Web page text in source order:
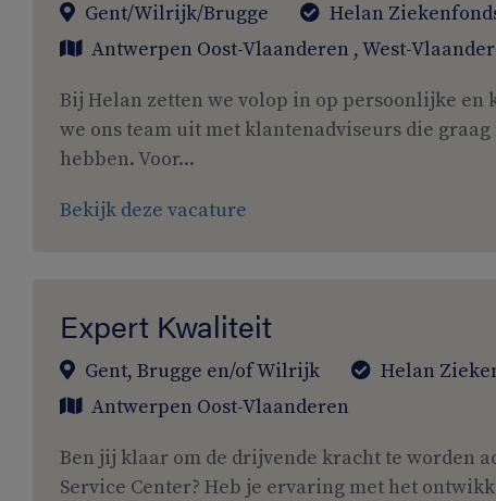
Gent/Wilrijk/Brugge Helan
Antwerpen Oost-Vlaanderen ,West-
Bij Helan zetten we volop in op persoonlijke
we ons team uit met klantenadviseurs die
hebben. Voor...
Bekijk deze vacature
Expert Kwaliteit
Gent, Brugge en/of Wilrijk Helan
Antwerpen Oost-Vlaanderen
Ben jij klaar om de drijvende kracht te worden
Service Center? Heb je ervaring met het